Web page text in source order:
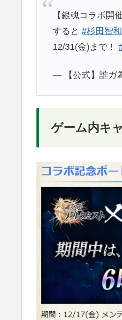
【銀魂コラボ開
すると#杉田智和
12/31(金)まで！
— 【公式】誰ガ
ゲーム内キ